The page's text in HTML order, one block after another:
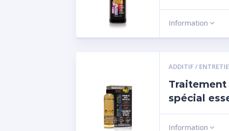
Information
ADDITIF /
spécial
Information